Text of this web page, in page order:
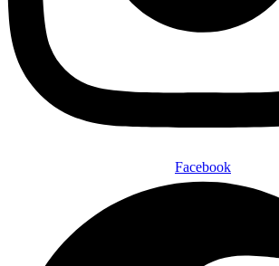
Facebook